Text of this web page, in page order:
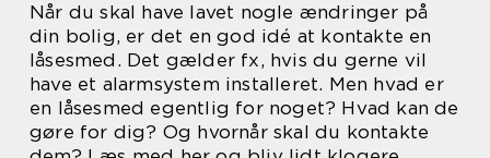
Når du skal have lavet nogle ændringer på
din bolig, er det en god idé at kontakte en
låsesmed. Det gælder fx, hvis du gerne vil
have et alarmsystem installeret. Men hvad er
en låsesmed egentlig for noget? Hvad kan de
gøre for dig? Og hvornår skal du kontakte